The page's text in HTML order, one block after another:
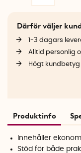
Därför väljer
1-3 dagars
Alltid personlig
Högt kundbetyg
Produktinfo
Innehåller
Stöd för både